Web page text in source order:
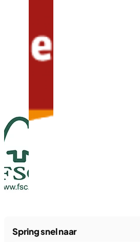
Spring snel naar